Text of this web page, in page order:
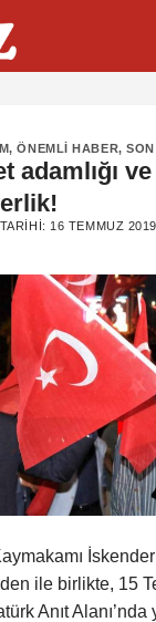
,ÖNEMLI HABER,
adamlığı ve
16 TEMMUZ
ile birlikte, 15
Anıt Alanı’nda